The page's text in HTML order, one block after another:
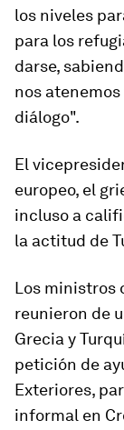
los niveles
para los
darse,
nos
diálogo".
El
europeo, el
incluso a
la actitud de
Los ministros
reunieron de
Grecia y
petición de
Exteriores,
informal en